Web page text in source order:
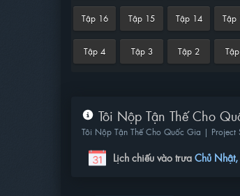
Tập 16 Tập 15 Tập 14 Tập
Tập 4 Tập 3 Tập 2
Tôi Nộp Tận Thế Cho
Tôi Nộp Tận Thế Cho Quốc Gia | Project
Lịch chiếu vào trưa Chủ